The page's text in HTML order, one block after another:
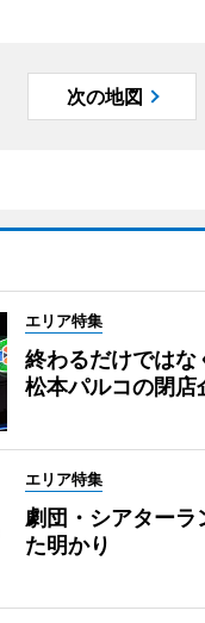
次の地図
エリア特集
終わるだけではな
松本パルコの閉店
エリア特集
劇団・シアター
た明かり